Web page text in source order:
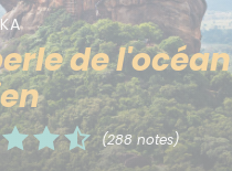
de l'océan
(288 notes)